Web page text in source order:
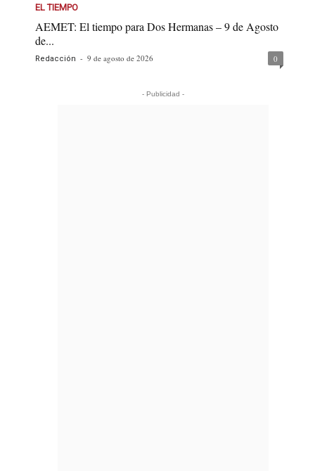
EL TIEMPO
AEMET: El tiempo para Dos Hermanas – 9 de Agosto
de...
Redacción - 9 de agosto de 2026 0
- Publicidad -